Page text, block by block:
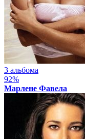
3 альбома
92%
Марлене Фавела